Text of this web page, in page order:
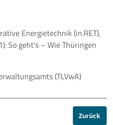
Energietechnik (in.RET),
So geht’s – Wie Thüringen
(TLVwA)
Zurück